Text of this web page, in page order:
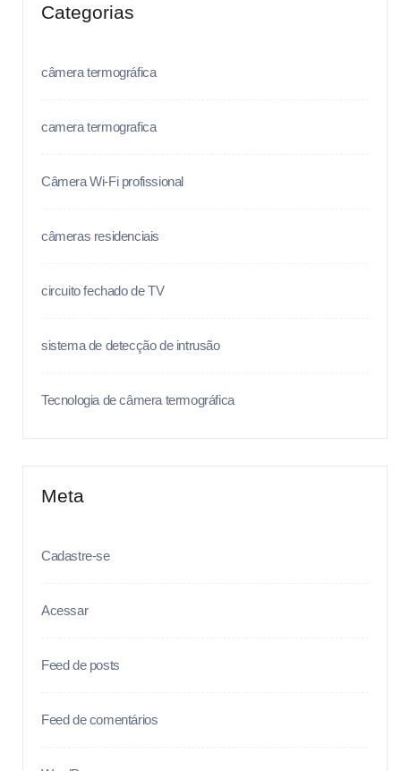
Categorias
câmera termográfica
camera termografica
Câmera Wi-Fi profissional
câmeras residenciais
circuito fechado de TV
sistema de detecção de intrusão
Tecnologia de câmera termográfica
Meta
Cadastre-se
Acessar
Feed de posts
Feed de comentários